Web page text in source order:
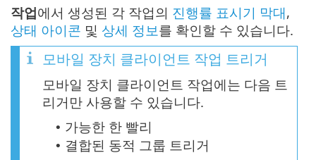
작업에서 생성된 각 작업의 진행률 표시기 막대,
상태 아이콘 및 상세 정보를 확인할 수 있습니다.
모바일 장치 클라이언트 작업 트리거
모바일 장치 클라이언트 작업에는 다음 트
리거만 사용할 수 있습니다.
• 가능한 한 빨리
• 결합된 동적 그룹 트리거